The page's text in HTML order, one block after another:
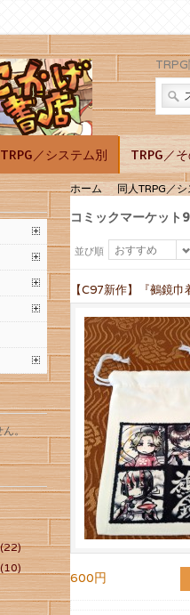
／システム別 TRPG／
ホーム 同人TRPG／
コミックマーケット
並び順 おすすめ
【C97新作】『鵺鏡巾
600円
ん。
(10)